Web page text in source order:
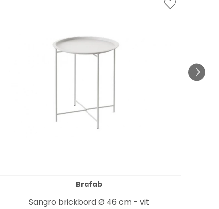
Brafab
Sangro brickbord Ø 46 cm - vit